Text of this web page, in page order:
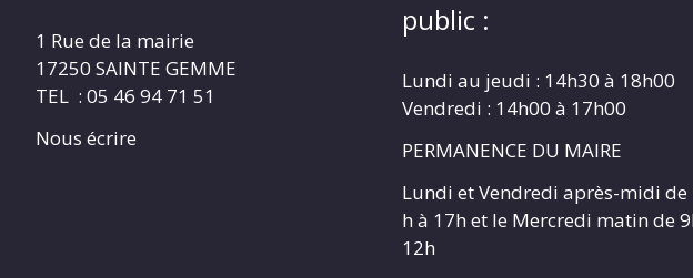
1 Rue de la mairie
17250 SAINTE GEMME
TEL : 05 46 94 71 51
Nous écrire
public :
Lundi au jeudi : 14h30 à 18h00
Vendredi : 14h00 à 17h00
PERMANENCE DU MAIRE
Lundi et Vendredi après-midi de
h à 17h et le Mercredi matin de
12h